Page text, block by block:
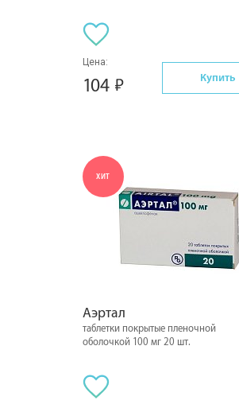
Цена:
104 Купить
ХИТ
Аэртал
таблетки покрытые пленочной
оболочкой 100 мг 20 шт.